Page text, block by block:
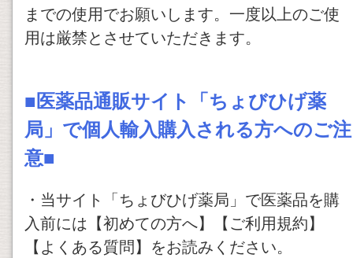
までの使用でお願いします。一度以上のご使
用は厳禁とさせていただきます。
■医薬品通販サイト「ちょびひげ薬
局」で個人輸入購入される方へのご注
意■
・当サイト「ちょびひげ薬局」で医薬品を購
入前には【初めての方へ】【ご利用規約】
【よくある質問】をお読みください。